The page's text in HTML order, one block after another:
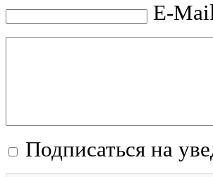
E-
Подписаться на